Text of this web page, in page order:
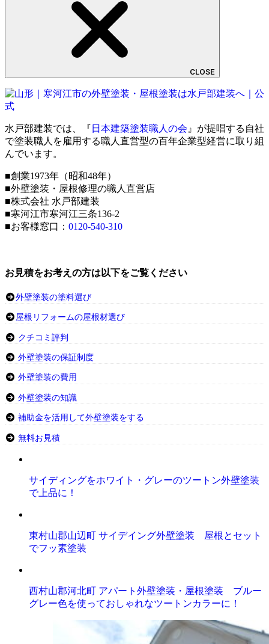
CLOSE
水戸部建装では、『 日本建築塗装職人の会 』が提唱する自社
で塗装職人を雇用する職人直営型の百年企業型経営に取り組
んでいます。
■創業1973年（昭和48年）
■外壁塗装・屋根修理の職人直営店
■株式会社 水戸部建装
■寒河江市寒河江三条136-2
■お客様窓口： 0120-540-310
お見積をお考えの方は以下をご覧ください
外壁塗装の塗料選び
屋根リフォームの屋根材選び
クチコミ評判
外壁塗装の保証制度
外壁塗装の費用
外壁塗装の知識
補助金を活用して外壁塗装をする
無料お見積
サイディングをホワイト・グレーのツートン外壁塗装
で上品に！
東村山郡山辺町 サイデイング外壁塗装 屋根とセット
でフッ素塗装
西村山郡河北町 アパート外壁塗装・屋根塗装 ブルー
グレー色を使っておしゃれなツートンカラーに！